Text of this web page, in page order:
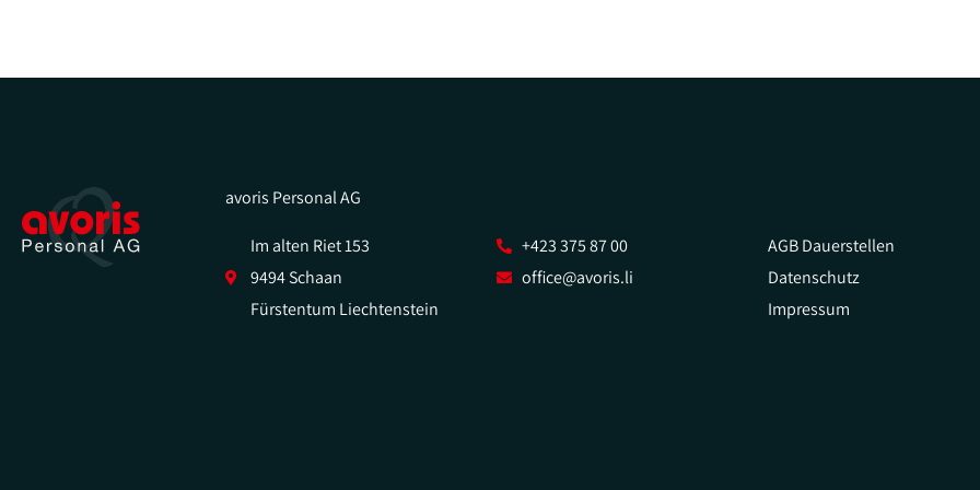
avoris Personal AG
Im alten Riet 153
9494 Schaan
Fürstentum Liechtenstein
+423 375 87 00
office@avoris.li
AGB Dauerstellen
Datenschutz
Impressum